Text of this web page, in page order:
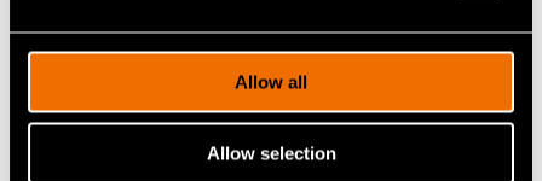
Allow all
Allow selection